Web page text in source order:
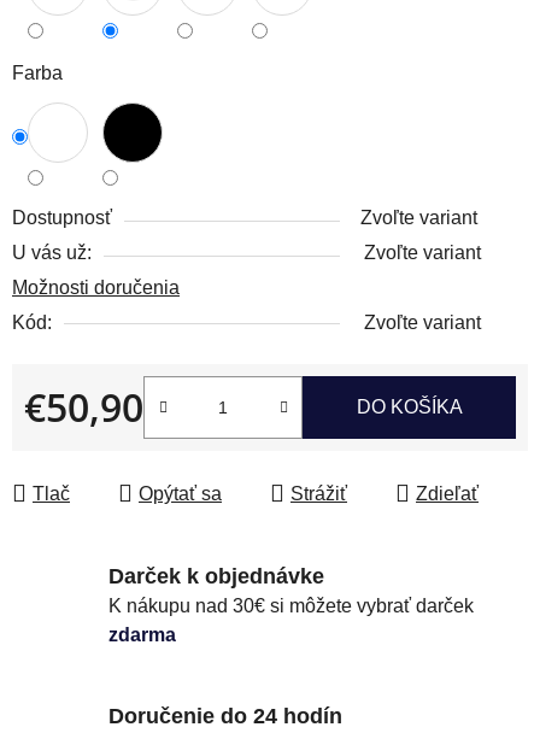
Farba
Dostupnosť
Zvoľte variant
U vás už:
Zvoľte variant
Možnosti doručenia
Kód:
Zvoľte variant
€50,90
Jednotková cena:
DO KOŠÍKA
Tlač Opýtať sa Strážiť Zdieľať
Darček k objednávke
K nákupu nad 30€ si môžete vybrať darček
zdarma
Doručenie do 24 hodín